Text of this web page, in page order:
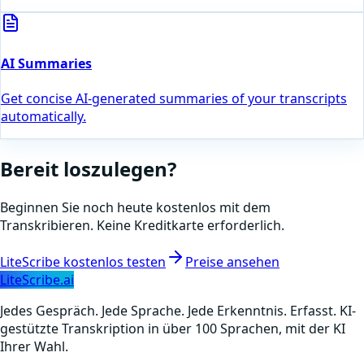
AI Summaries
Get concise AI-generated summaries of your transcripts
automatically.
Bereit loszulegen?
Beginnen Sie noch heute kostenlos mit dem
Transkribieren. Keine Kreditkarte erforderlich.
LiteScribe kostenlos testen
Preise ansehen
LiteScribe.ai
Jedes Gespräch. Jede Sprache. Jede Erkenntnis. Erfasst. KI-
gestützte Transkription in über 100 Sprachen, mit der KI
Ihrer Wahl.